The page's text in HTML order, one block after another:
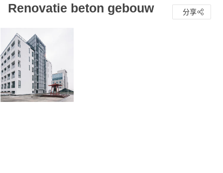
Renovatie beton gebouw 分享